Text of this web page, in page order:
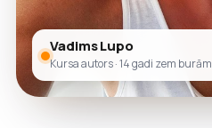
Vadims Lupo
Kursa autors · 14 gadi zem burām